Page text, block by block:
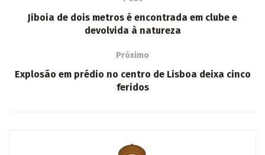
Jiboia de dois metros é encontrada em clube e
devolvida à natureza
Próximo
Explosão em prédio no centro de Lisboa deixa cinco
feridos